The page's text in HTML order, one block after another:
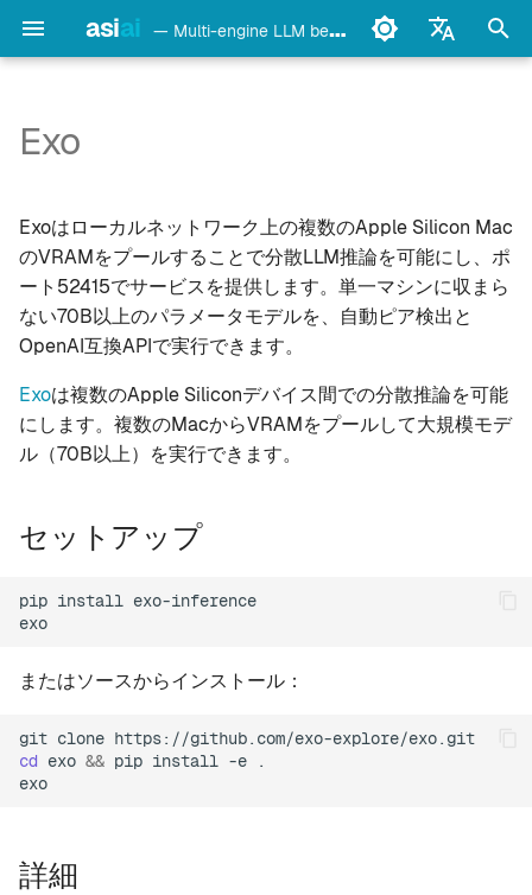
asiai — Multi-engine LLM benchmark & monitoring CLI
Italiano
Português
日本語
한국어
期
化
detect
config
bench
models
monitor
doctor
version
tui
web
leaderboard
セットアップ
詳細
ベンチマーク
注意事項
関連項目
Exo
Exoはローカルネットワーク上の複数のApple Silicon Mac
のVRAMをプールすることで分散LLM推論を可能にし、ポ
ート52415でサービスを提供します。単一マシンに収まら
ない70B以上のパラメータモデルを、自動ピア検出と
OpenAI互換APIで実行できます。
Exoは複数のApple Siliconデバイス間での分散推論を可能
にします。複数のMacからVRAMをプールして大規模モデ
ル（70B以上）を実行できます。
セットアップ
pip install exo-inference
またはソースからインストール：
git clone
cd exo && pip install -e
.
詳細